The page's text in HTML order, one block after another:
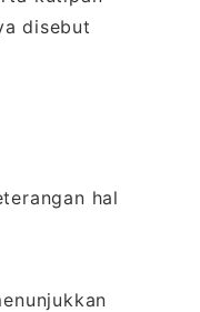
disebut
hal